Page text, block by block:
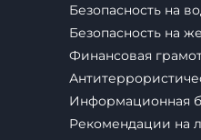
Безопасность на
Безопасность на
Финансовая
Информационная
Рекомендации на